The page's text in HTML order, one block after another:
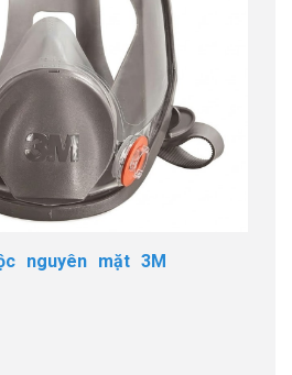
nguyên mặt 3M